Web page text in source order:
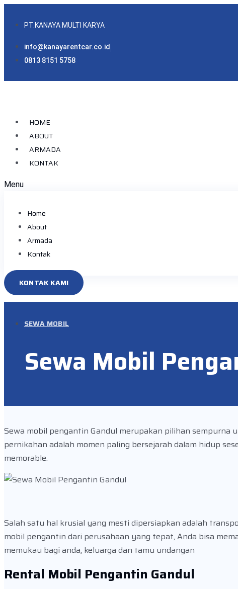
PT.KANAYA MULTI KARYA
info@kanayarentcar.co.id
0813 8151 5758
HOME
ABOUT
ARMADA
KONTAK
Menu
Home
About
Armada
Kontak
KONTAK KAMI
SEWA MOBIL
Sewa Mobil
Sewa mobil pengantin Gandul merupakan pilihan
pernikahan adalah momen paling bersejarah dalam hidup
memorable.
Salah satu hal krusial yang mesti dipersiapkan adalah
mobil pengantin dari perusahaan yang tepat, Anda bisa
memukau bagi anda, keluarga dan tamu undangan
Rental Mobil Pengantin Gandul